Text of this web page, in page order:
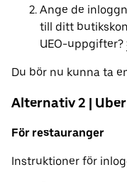
Ange de
till ditt
UEO-uppgifter?
Du bör nu kunna ta
Alternativ 2 |
För restauranger
Instruktioner för